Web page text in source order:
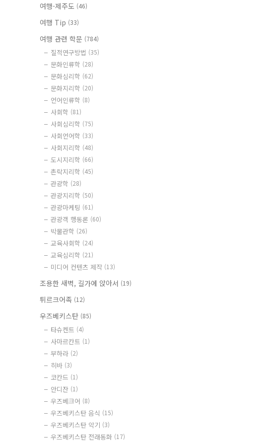
여행-제주도 (46)
여행 Tip (33)
여행 관련 학문 (784)
질적연구방법 (35)
문화인류학 (28)
문화심리학 (62)
문화지리학 (20)
언어인류학 (8)
사회학 (81)
사회심리학 (75)
사회언어학 (33)
사회지리학 (48)
도시지리학 (66)
촌락지리학 (45)
관광학 (28)
관광지리학 (50)
관광마케팅 (61)
관광객 행동론 (60)
박물관학 (26)
교육사회학 (24)
교육심리학 (21)
미디어 컨텐츠 제작 (13)
조용한 새벽, 길가에 앉아서 (19)
튀르크어족 (12)
우즈베키스탄 (85)
타슈켄트 (4)
사마르칸트 (1)
부하라 (2)
히바 (3)
코칸드 (1)
안디잔 (1)
우즈베크어 (8)
우즈베키스탄 음식 (15)
우즈베키스탄 악기 (3)
우즈베키스탄 전래동화 (17)